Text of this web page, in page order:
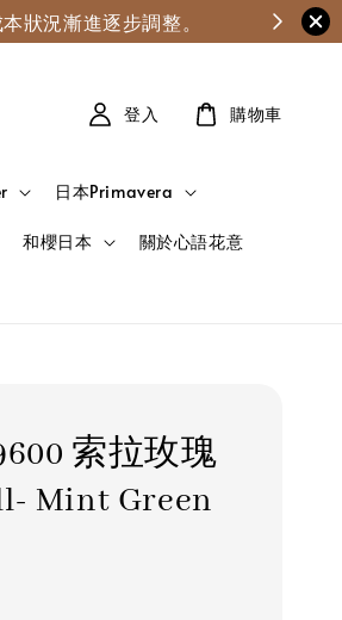
狀況漸進逐步調整。
日本Primavera
和櫻日本 關於心語花意
登入 購物車
索拉玫瑰
Mint Green